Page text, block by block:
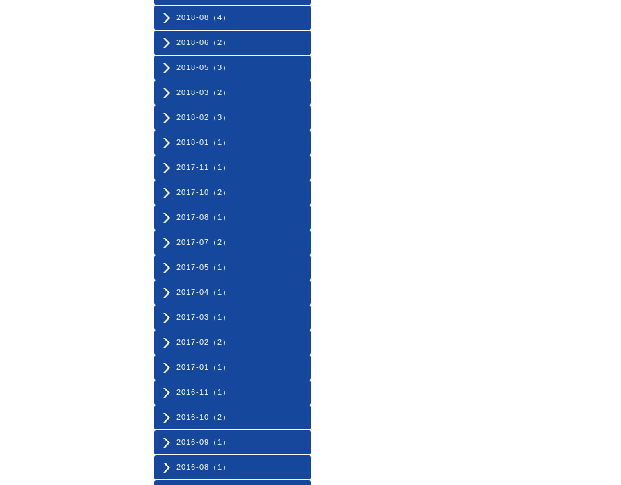
2018-08（4）
2018-06（2）
2018-05（3）
2018-03（2）
2018-02（3）
2018-01（1）
2017-11（1）
2017-10（2）
2017-08（1）
2017-07（2）
2017-05（1）
2017-04（1）
2017-03（1）
2017-02（2）
2017-01（1）
2016-11（1）
2016-10（2）
2016-09（1）
2016-08（1）